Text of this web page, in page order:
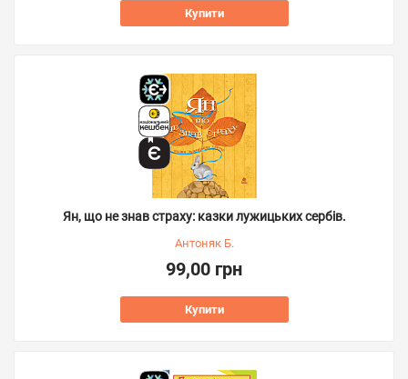
Купити
Ян, що не знав страху: казки лужицьких сербів.
Антоняк Б.
99,00 грн
Купити